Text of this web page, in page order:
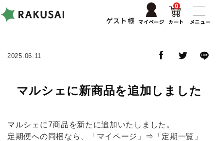
ゲスト様 マイページ カート
0
メニュー
2025.06.11
マルシェに新商品を追加しました
マルシェに7商品を新たに追加いたしました。
定期便への同梱なら、「マイページ」⇒「定期一覧」